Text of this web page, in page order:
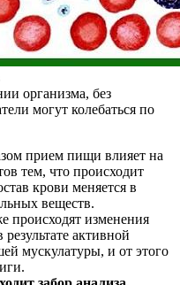
организма, без
могут колебаться по
прием пищи влияет на
тем, что происходит
крови меняется в
веществ.
происходят изменения
активной
мускулатуры, и от этого